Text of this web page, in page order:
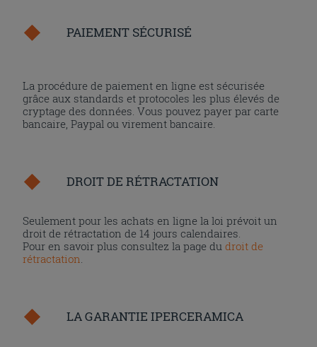
PAIEMENT SÉCURISÉ
La procédure de paiement en ligne est sécurisée
grâce aux standards et protocoles les plus élevés de
cryptage des données. Vous pouvez payer par carte
bancaire, Paypal ou virement bancaire.
DROIT DE RÉTRACTATION
Seulement pour les achats en ligne la loi prévoit un
droit de rétractation de 14 jours calendaires.
Pour en savoir plus consultez la page dudroit de
rétractation
LA GARANTIE IPERCERAMICA